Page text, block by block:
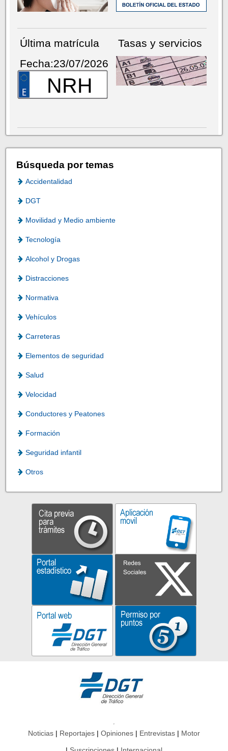
Última matrícula
Fecha:23/07/2026
NRH
Tasas y servicios
Búsqueda por temas
Accidentalidad
DGT
Movilidad y Medio ambiente
Tecnología
Alcohol y Drogas
Distracciones
Normativa
Vehículos
Carreteras
Elementos de seguridad
Salud
Velocidad
Conductores y Peatones
Formación
Seguridad infantil
Otros
Noticias Reportajes Opiniones Entrevistas Motor